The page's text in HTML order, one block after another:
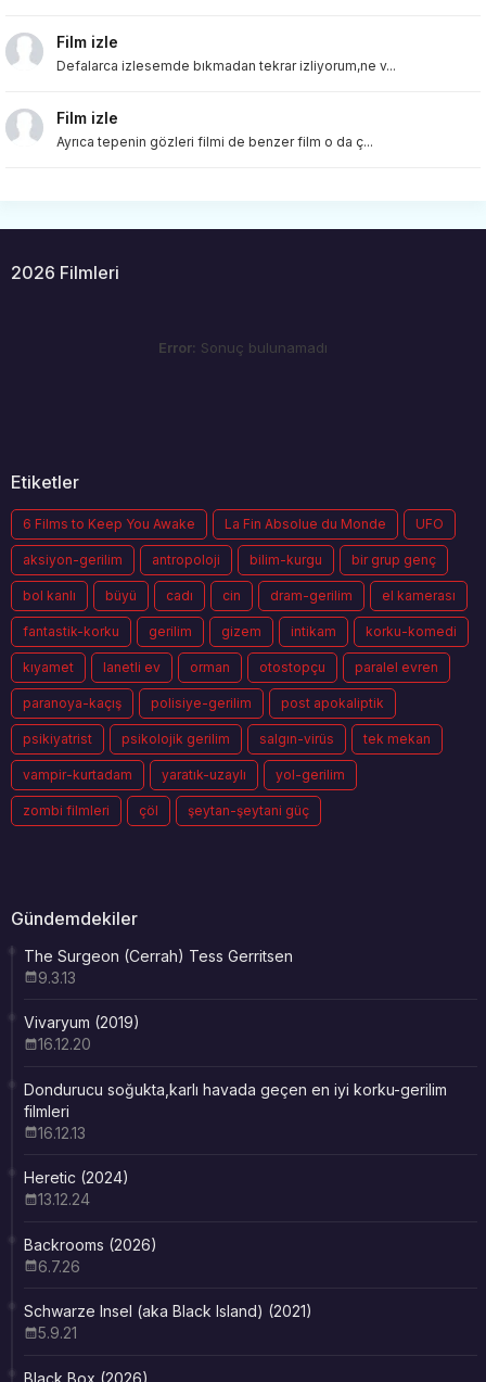
Film izle
Defalarca izlesemde bıkmadan tekrar izliyorum,ne v...
Film izle
Ayrıca tepenin gözleri filmi de benzer film o da ç...
2026 Filmleri
Error: Sonuç bulunamadı
Etiketler
6 Films to Keep You Awake La Fin Absolue du Monde UFO
aksiyon-gerilim antropoloji bilim-kurgu bir grup genç
bol kanlı büyü cadı cin dram-gerilim el kamerası
fantastik-korku gerilim gizem intikam korku-komedi
kıyamet lanetli ev orman otostopçu paralel evren
paranoya-kaçış polisiye-gerilim post apokaliptik
psikiyatrist psikolojik gerilim salgın-virüs tek mekan
vampir-kurtadam yaratık-uzaylı yol-gerilim
zombi filmleri çöl şeytan-şeytani güç
Gündemdekiler
The Surgeon (Cerrah) Tess Gerritsen
9.3.13
Vivaryum (2019)
16.12.20
Dondurucu soğukta,karlı havada geçen en iyi korku-gerilim
filmleri
16.12.13
Heretic (2024)
13.12.24
Backrooms (2026)
6.7.26
Schwarze Insel (aka Black Island) (2021)
5.9.21
Black Box (2026)